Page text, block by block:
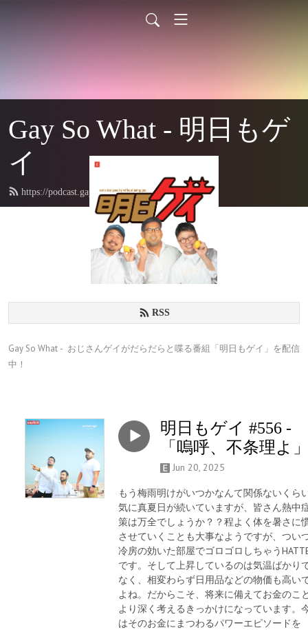
Gay So What - 明日もゲ
イ
https://podcast.gaysowhat.com/feed.xml
RSS
Gay So What -  おじさんゲイがだらだらと喋る番組「明日もゲイ」を配信
中！
明日もゲイ #556 -
「嗚呼、不条理よ
Jun 20, 2025
もう梅雨明けがいつかなんて関係ないくら
気に真夏日が続いていますが、皆さん熱中
策は万全でしょうか？？程よく体を暑さに
させていくことも大事なようですが、つい
冷房の効いた部屋でゴロゴロしちゃう
です。そして上昇しているのは気温ばかり
なく、相変わらず日用品などの物価も高い
よね。だからこそ、将来に備えてお金のこ
より深く考えるきっかけになっています。
はそのお金にまつわるパワーエピソードを